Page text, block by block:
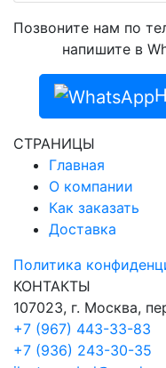
Позвоните нам по
напишите в
СТРАНИЦЫ
Главная
О компании
Как заказать
Доставка
Политика
КОНТАКТЫ
107023, г. Москва,
+7 (967) 443-33-83
+7 (936) 243-30-35